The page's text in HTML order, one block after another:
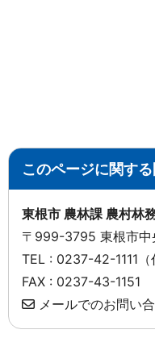
このページに関す
東根市 農林課 農村林
〒999-3795 東根市中
TEL : 0237-42-1111
FAX : 0237-43-1151
メールでのお問い